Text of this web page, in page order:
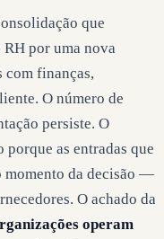
que
por uma nova
com finanças,
O número de
persiste. O
as entradas que
momento da decisão —
O achado da
operam